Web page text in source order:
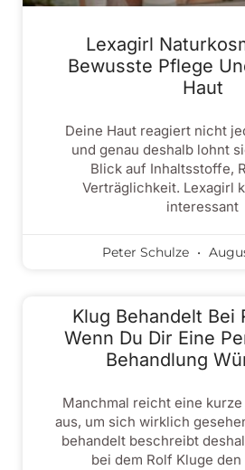
Lexagirl
Bewusste Pflege
Haut
Deine Haut reagiert nicht
und genau deshalb lohnt
Blick auf Inhaltsstoffe,
Verträglichkeit. Lexagirl
interessant
Peter Schulze
Klug Behandelt Bei
Wenn Du Dir Eine
Behandlung
Manchmal reicht eine
aus, um sich wirklich
behandelt beschreibt
bei dem Rolf Kluge